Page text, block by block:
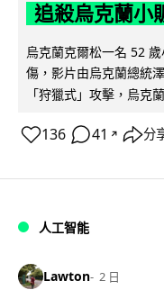
追殺烏克蘭小
烏克蘭克爾松一名 52
傷，影片由烏克蘭總統
「狩獵式」攻擊，烏克
136 41 ↗ 分
人工智能
Lawton 2 日